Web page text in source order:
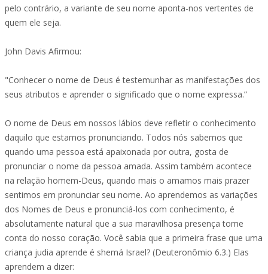
pelo contrário, a variante de seu nome aponta-nos vertentes de
quem ele seja.
John Davis Afirmou:
"Conhecer o nome de Deus é testemunhar as manifestações dos
seus atributos e aprender o significado que o nome expressa.”
O nome de Deus em nossos lábios deve refletir o conhecimento
daquilo que estamos pronunciando. Todos nós sabemos que
quando uma pessoa está apaixonada por outra, gosta de
pronunciar o nome da pessoa amada. Assim também acontece
na relação homem-Deus, quando mais o amamos mais prazer
sentimos em pronunciar seu nome. Ao aprendemos as variações
dos Nomes de Deus e pronunciá-los com conhecimento, é
absolutamente natural que a sua maravilhosa presença tome
conta do nosso coração. Você sabia que a primeira frase que uma
criança judia aprende é shemá Israel? (Deuteronômio 6.3.) Elas
aprendem a dizer: